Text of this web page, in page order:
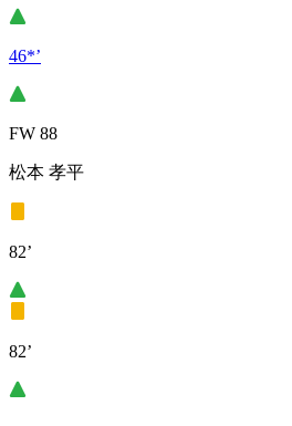
46*’
FW 88
松本 孝平
82’
82’